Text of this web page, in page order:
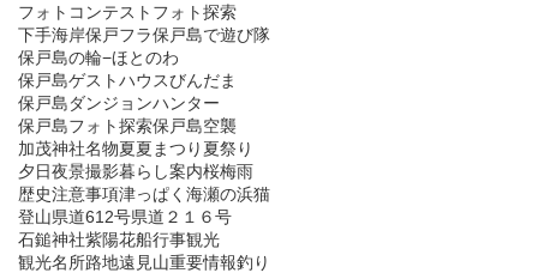
フォトコンテスト フォト探索
下手海岸保戸フラ保戸島で遊び隊
保戸島の輪−ほとのわ
保戸島ゲストハウスびんだま
保戸島ダンジョンハンター
保戸島フォト探索保戸島空襲
加茂神社名物夏夏まつり 夏祭り
夕日夜景撮影暮らし案内桜梅雨
歴史注意事項津っぱく 海瀬の浜猫
登山県道612号県道２１６号
石鎚神社紫陽花船行事観光
観光名所路地遠見山重要情報釣り